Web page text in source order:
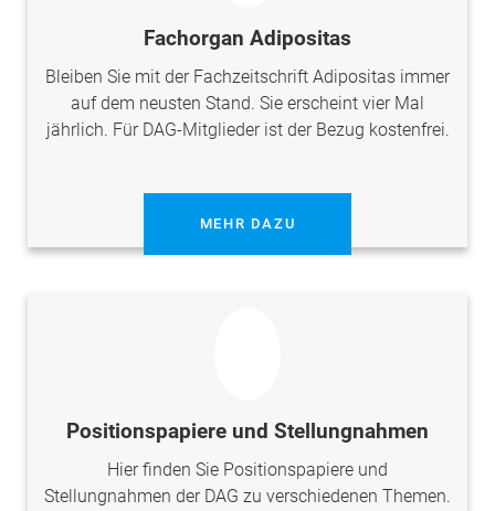
Fachorgan Adipositas
Bleiben Sie mit der Fachzeitschrift Adipositas immer
auf dem neusten Stand. Sie erscheint vier Mal
jährlich. Für DAG-Mitglieder ist der Bezug kostenfrei.
MEHR DAZU
Positionspapiere und Stellungnahmen
Hier finden Sie Positionspapiere und
Stellungnahmen der DAG zu verschiedenen Themen.